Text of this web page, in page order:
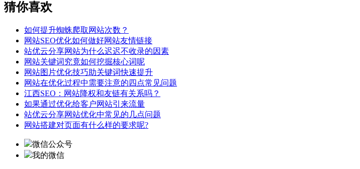
猜你喜欢
如何提升蜘蛛爬取网站次数？
网站SEO优化如何做好网站友情链接
站优云分享网站为什么迟迟不收录的因素
网站关键词究竟如何挖掘核心词呢
网站图片优化技巧助关键词快速提升
网站在优化过程中需要注意的四点常见问题
江西SEO：网站降权和友链有关系吗？
如果通过优化给客户网站引来流量
站优云分享网站优化中常见的几点问题
网站搭建对页面有什么样的要求呢?
微信公众号
我的微信